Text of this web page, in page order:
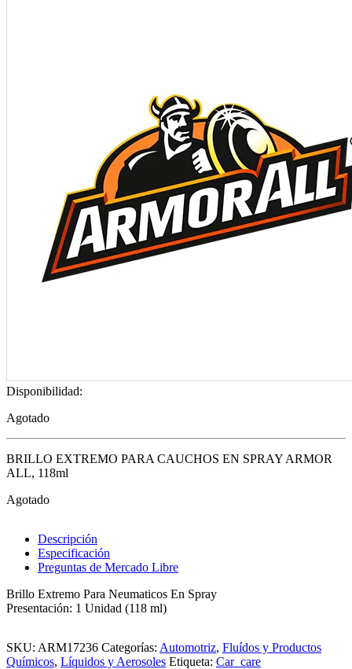
Disponibilidad:
Agotado
BRILLO EXTREMO PARA CAUCHOS EN SPRAY ARMOR
ALL, 118ml
Agotado
Descripción
Especificación
Preguntas de Mercado Libre
Brillo Extremo Para Neumaticos En Spray
Presentación: 1 Unidad (118 ml)
SKU: ARM17236 Categorías: Automotriz, Fluídos y Productos
Químicos, Líquidos y Aerosoles Etiqueta: Car_care